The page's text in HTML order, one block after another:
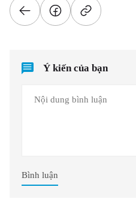
Ý kiến của bạn
Bình luận